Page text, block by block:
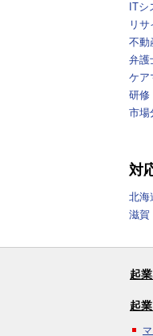
IT
リ
不動
弁護
ケア
研修
市場
対
北海
滋賀
起
起